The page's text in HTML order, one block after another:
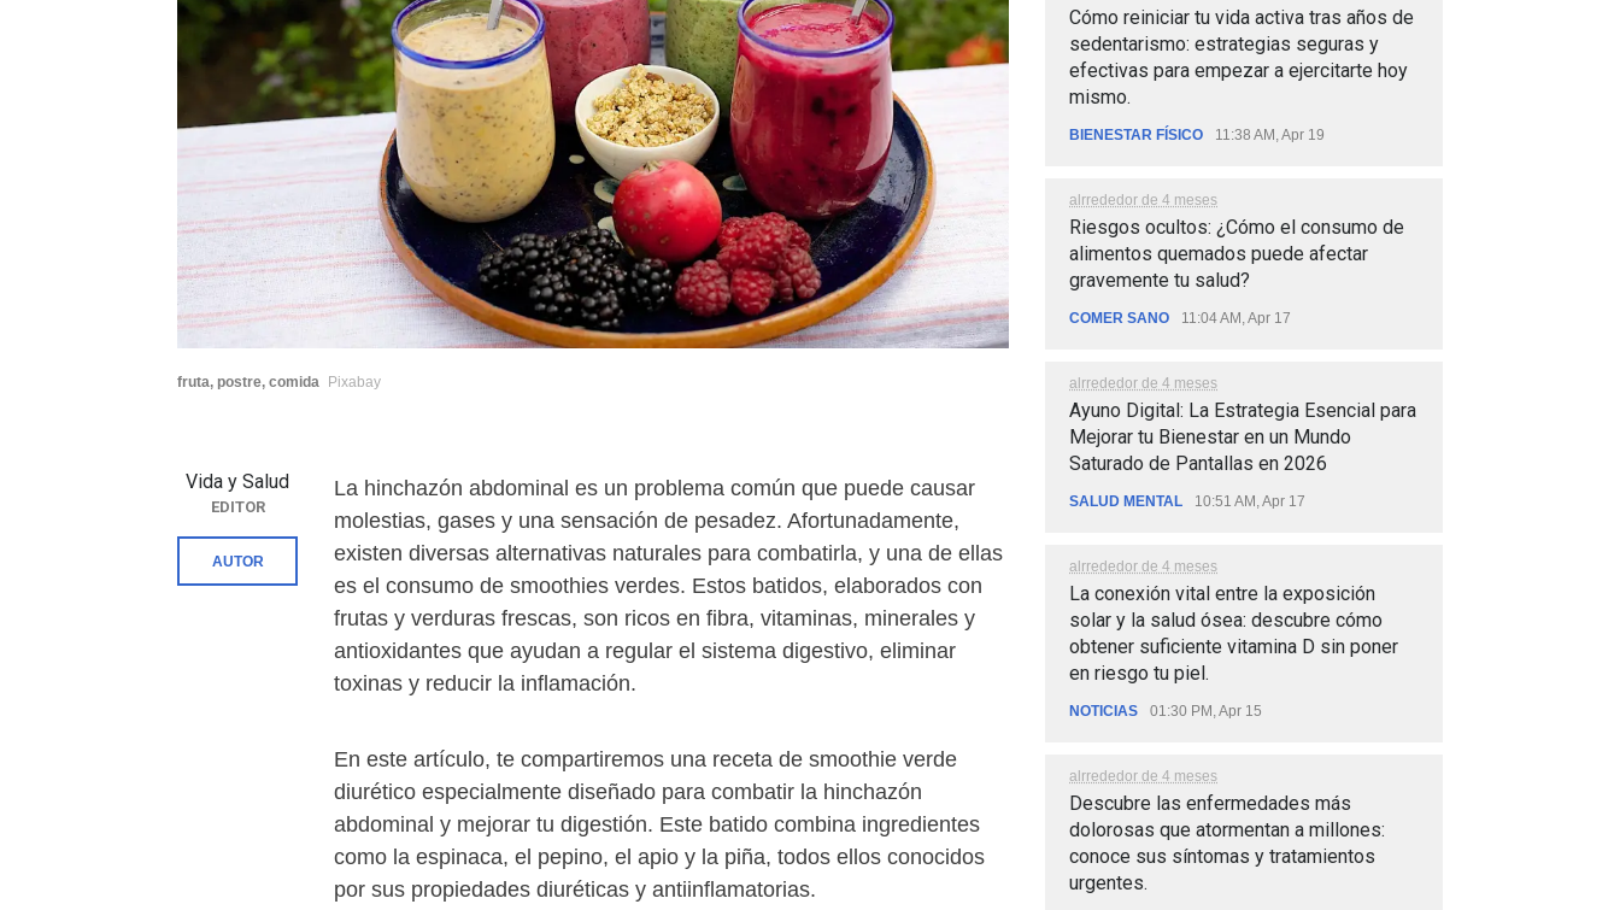
fruta, postre, comida Pixabay
La hinchazón abdominal es un problema común que puede causar
molestias, gases y una sensación de pesadez. Afortunadamente,
existen diversas alternativas naturales para combatirla, y una de ellas
es el consumo de smoothies verdes. Estos batidos, elaborados con
frutas y verduras frescas, son ricos en fibra, vitaminas, minerales y
antioxidantes que ayudan a regular el sistema digestivo, eliminar
toxinas y reducir la inflamación.
En este artículo, te compartiremos una receta de smoothie verde
diurético especialmente diseñado para combatir la hinchazón
abdominal y mejorar tu digestión. Este batido combina ingredientes
como la espinaca, el pepino, el apio y la piña, todos ellos conocidos
por sus propiedades diuréticas y antiinflamatorias.
Vida y Salud
EDITOR
AUTOR
Cómo reiniciar tu vida activa tras años de
sedentarismo: estrategias seguras y
efectivas para empezar a ejercitarte hoy
mismo.
BIENESTAR FÍSICO 11:38 AM, Apr 19
alrrededor de 4 meses
Riesgos ocultos: ¿Cómo el consumo de
alimentos quemados puede afectar
gravemente tu salud?
COMER SANO 11:04 AM, Apr 17
alrrededor de 4 meses
Ayuno Digital: La Estrategia Esencial para
Mejorar tu Bienestar en un Mundo
Saturado de Pantallas en 2026
SALUD MENTAL 10:51 AM, Apr 17
alrrededor de 4 meses
La conexión vital entre la exposición
solar y la salud ósea: descubre cómo
obtener suficiente vitamina D sin poner
en riesgo tu piel.
NOTICIAS 01:30 PM, Apr 15
alrrededor de 4 meses
Descubre las enfermedades más
dolorosas que atormentan a millones:
conoce sus síntomas y tratamientos
urgentes.